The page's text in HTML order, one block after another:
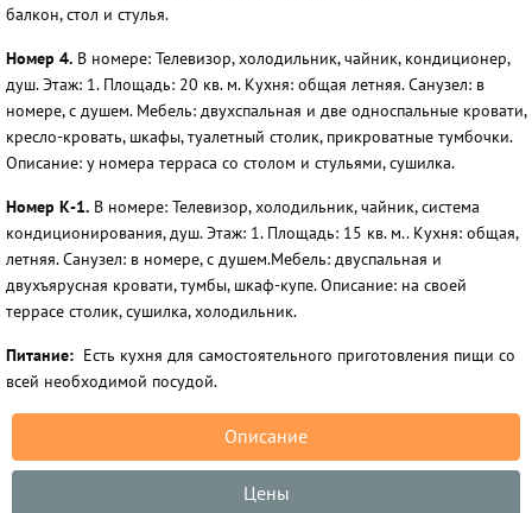
балкон, стол и стулья.
Номер 4. В номере: Телевизор, холодильник, чайник, кондиционер,
душ. Этаж: 1. Площадь: 20 кв. м. Кухня: общая летняя. Санузел: в
номере, с душем. Мебель: двухспальная и две односпальные кровати,
кресло-кровать, шкафы, туалетный столик, прикроватные тумбочки.
Описание: у номера терраса со столом и стульями, сушилка.
Номер К-1. В номере: Телевизор, холодильник, чайник, система
кондиционирования, душ. Этаж: 1. Площадь: 15 кв. м.. Кухня: общая,
летняя. Санузел: в номере, с душем.Мебель: двуспальная и
двухъярусная кровати, тумбы, шкаф-купе. Описание: на своей
террасе столик, сушилка, холодильник.
Питание: Есть кухня для самостоятельного приготовления пищи со
всей необходимой посудой.
Описание
Цены